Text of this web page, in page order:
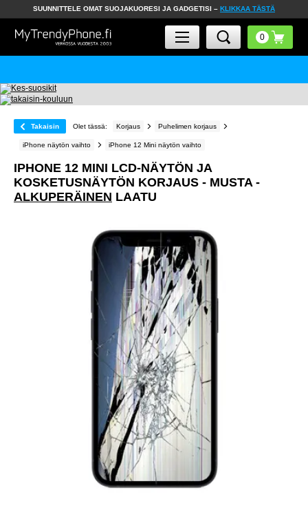
SUUNNITTELE OMAT SUOJAKUORESI JA GADGETISI – KLIKKAA TÄSTÄ
Takaisin Olet tässä: Korjaus Puhelimen korjaus
iPhone näytön vaihto iPhone 12 Mini näytön vaihto
IPHONE 12 MINI LCD-NÄYTÖN JA
KOSKETUSNÄYTÖN KORJAUS - MUSTA -
ALKUPERÄINEN LAATU